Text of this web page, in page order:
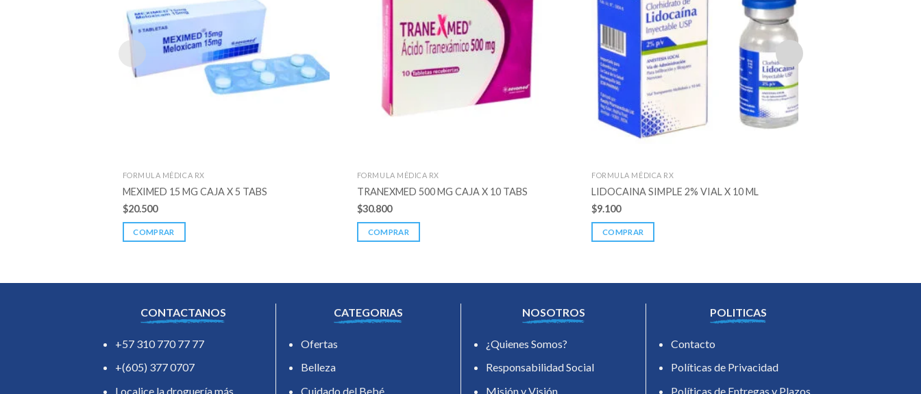
FORMULA MÉDICA RX
MEXIMED 15 MG CAJA X 5 TABS
$20.500
COMPRAR
FORMULA MÉDICA RX
TRANEXMED 500 MG CAJA X 10 TABS
$30.800
COMPRAR
FORMULA MÉDICA RX
LIDOCAINA SIMPLE 2% VIAL X 10 ML
$9.100
COMPRAR
CONTACTANOS
+57 310 770 77 77
+(605) 377 0707
Localice la droguería más
CATEGORIAS
Ofertas
Belleza
Cuidado del Bebé
NOSOTROS
¿Quienes Somos?
Responsabilidad Social
Misión y Visión
POLITICAS
Contacto
Políticas de Privacidad
Políticas de Entregas y Plazos